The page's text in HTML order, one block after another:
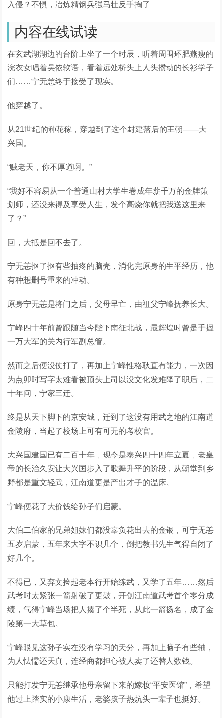
入侵？不惧，冶炼精钢兵强马壮反手掏了
内容在线试读
在玄武湖湖边的台阶上坐了一个时辰，听着周围环肥燕瘦的
浣衣女唱着吴侬软语，看着远处桥头上人头攒动的长衫学子
们……宁无恙终于接受了现实。
他穿越了。
从21世纪的种花稼，穿越到了这个封建落后的王朝——大
兴国。
“贼老天，你不厚道啊。”
“我好不容易从一个普通山村大学生卷成年薪千万的金牌策
划师，还没来得及享受人生，发个高烧你就把我送这里来
了？”
回，大抵是回不去了。
宁无恙抠了抠有些抽疼的脑壳，消化完原身的生平经历，他
有种想删号重来的冲动。
原身宁无恙是将门之后，父母早亡，由祖父宁峰抚养长大。
宁峰四十年前曾跟随当今陛下南征北战，最辉煌时曾是手握
一万大军的关内行军副总管。
然而之后便没仗打了，再加上宁峰性格耿直有能力，一次因
为点卯时写字太难看被顶头上司以没文化发难降了职后，二
十年间，宁家三迁。
终是从天下脚下的京安城，迁到了这没有用武之地的江南道
金陵府，当起了校场上可有可无的考校官。
大兴国建国已有二百十年，现今是泰兴四十四年立夏，老皇
帝的长治久安让大兴国步入了歌舞升平的阶段，从朝堂到乡
野都是重文轻武，江南道更是产出才子的温床。
宁峰便花了大价钱给孙子们启蒙。
大伯二伯家的兄弟姐妹们都没辜负花出去的金银，可宁无恙
五岁启蒙，五年来大字不识几个，倒把教书先生气得自闭了
好几个。
不得已，又弃文捡起老本行开始练武，又学了五年……然后
武考时太紧张一箭射破了更鼓，开创江南道武考首个零分成
绩，气得宁峰当场把人揍了个半死，从此一箭扬名，成了金
陵第一大草包。
宁峰眼见这孙子实在没有学习的天分，再加上脑子有些轴，
为人怯懦还天真，连经商都担心被人卖了还替人数钱。
只能打发宁无恙继承他母亲留下来的嫁妆“平安医馆”，希望
他过上踏实的小康生活，老婆孩子热炕头一辈子也挺好。